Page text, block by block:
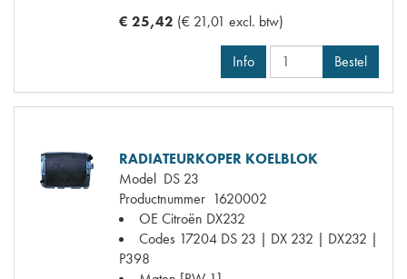
€ 25,42 (€ 21,01 excl. btw)
Info Bestel
RADIATEURKOPER KOELBLOK
Model DS 23
Productnummer 1620002
OE Citroën DX232
Codes 17204 DS 23 | DX 232 | DX232 |
P398